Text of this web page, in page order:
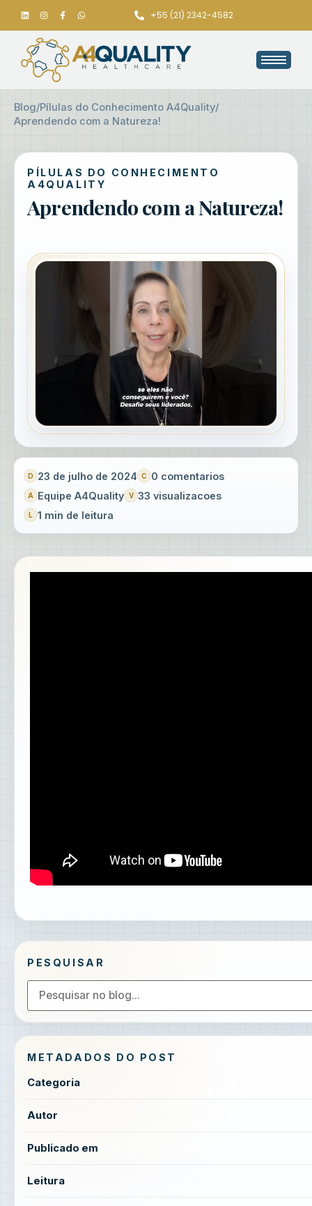
+55 (21) 2342-4582
Blog/Pílulas do Conhecimento A4Quality/
Aprendendo com a Natureza!
PÍLULAS DO CONHECIMENTO
A4QUALITY
Aprendendo com a Natureza!
23 de julho de 2024
0 comentarios
Equipe A4Quality
33 visualizacoes
1 min de leitura
PESQUISAR
METADADOS DO POST
Categoria
Autor
Publicado em
Leitura